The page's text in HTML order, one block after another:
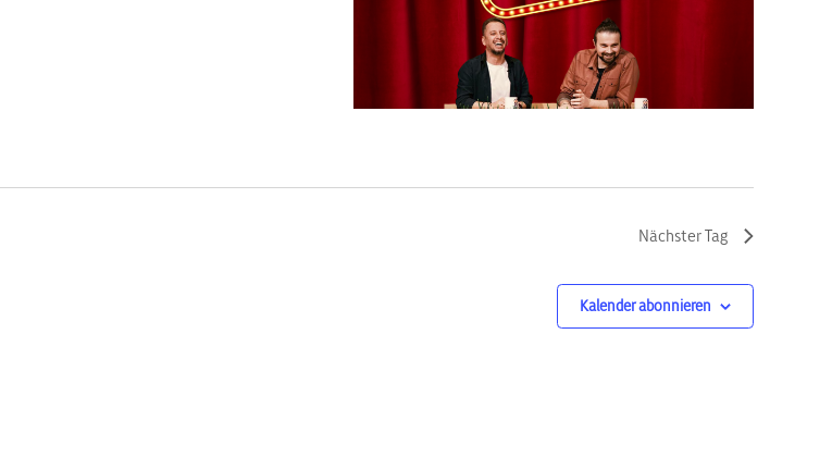
Nächster Tag
Kalender abonnieren